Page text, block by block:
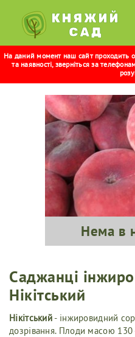
На даний момент наш сайт проходить
та наявності, зверніться за
НІКІТСЬКИЙ
Нема в
Саджанці
Нікітський
Нікітський - інжировидний
дозрівання. Плоди масою 130